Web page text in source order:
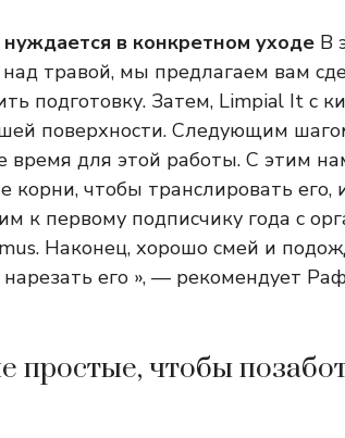
в конкретном уходе В
травой, мы предлагаем вам
подготовку. Затем, Limpial It с
поверхности. Следующим
для этой работы. С этим
чтобы транслировать его,
к первому подписчику года с
Наконец, хорошо смей и
его », — рекомендует
простые, чтобы